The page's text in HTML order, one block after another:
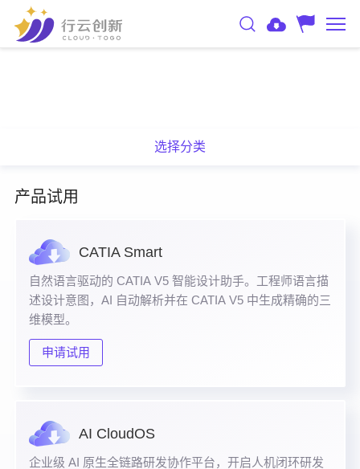
选择分类
产品试用
CATIA Smart
自然语言驱动的 CATIA V5 智能设计助手。工程师语言描
述设计意图，AI 自动解析并在 CATIA V5 中生成精确的三
维模型。
申请试用
AI CloudOS
企业级 AI 原生全链路研发协作平台，开启人机闭环研发